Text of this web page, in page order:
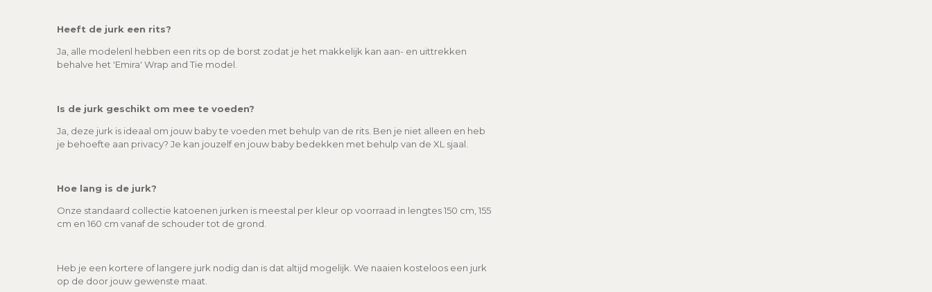
Heeft de jurk een rits?
Ja, alle modelenl hebben een rits op de borst zodat je het makkelijk kan aan- en uittrekken
behalve het 'Emira' Wrap and Tie model.
Is de jurk geschikt om mee te voeden?
Ja, deze jurk is ideaal om jouw baby te voeden met behulp van de rits. Ben je niet alleen en heb
je behoefte aan privacy? Je kan jouzelf en jouw baby bedekken met behulp van de XL sjaal.
Hoe lang is de jurk?
Onze standaard collectie katoenen jurken is meestal per kleur op voorraad in lengtes 150 cm, 155
cm en 160 cm vanaf de schouder tot de grond.
Heb je een kortere of langere jurk nodig dan is dat altijd mogelijk. We naaien kosteloos een jurk
op de door jouw gewenste maat.